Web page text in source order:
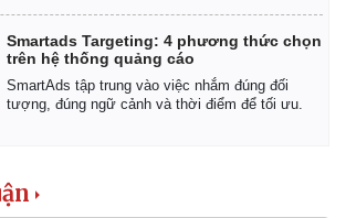
Smartads Targeting: 4 phương thức chọn
trên hệ thống quảng cáo
SmartAds tập trung vào việc nhắm đúng đối
tượng, đúng ngữ cảnh và thời điểm để tối ưu.